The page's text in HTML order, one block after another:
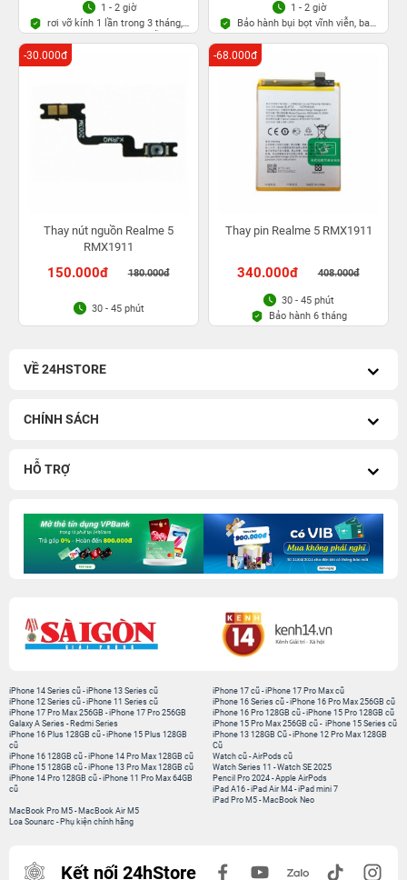
1 - 2 giờ
rơi vỡ kính 1 lần trong 3 tháng,
Bảo hành bụi bọt vĩnh viễn
1 - 2 giờ
Bảo hành bụi bọt vĩnh viễn, bao
rơi vỡ kính
Thay nút nguồn Realme 5
RMX1911
150.000đ 180.000đ
-30.000đ
30 - 45 phút
Thay pin Realme 5 RMX1911
340.000đ 408.000đ
-68.000đ
30 - 45 phút
Bảo hành 6 tháng
VỀ 24HSTORE
CHÍNH SÁCH
HỖ TRỢ
iPhone 14 Series cũ -iPhone 13 Series cũ
iPhone 12 Series cũ -iPhone 11 Series cũ
iPhone 17 Pro Max 256GB -iPhone 17 Pro 256GB
Galaxy A Series - Redmi Series
iPhone 17 cũ -iPhone 17 Pro Max cũ
iPhone 16 Series cũ - iPhone 16 Pro Max 256GB cũ
iPhone 16 Pro 128GB cũ -iPhone 15 Pro 128GB cũ
iPhone 15 Pro Max 256GB cũ - iPhone 15 Series cũ
iPhone 16 Plus 128GB cũ -iPhone 15 Plus 128GB
cũ
iPhone 16 128GB cũ -iPhone 14 Pro Max 128GB cũ
iPhone 15 128GB cũ -iPhone 13 Pro Max 128GB cũ
iPhone 14 Pro 128GB cũ -iPhone 11 Pro Max 64GB
cũ
iPhone 13 128GB Cũ -iPhone 12 Pro Max 128GB
Cũ
Watch cũ -AirPods cũ
Watch Series 11 -Watch SE 2025
Pencil Pro 2024 -Apple AirPods
iPad A16 -iPad Air M4 -iPad mini 7
iPad Pro M5 - MacBook Neo
MacBook Pro M5 - MacBook Air M5
Loa Sounarc - Phụ kiện chính hãng
Kết nối 24hStore